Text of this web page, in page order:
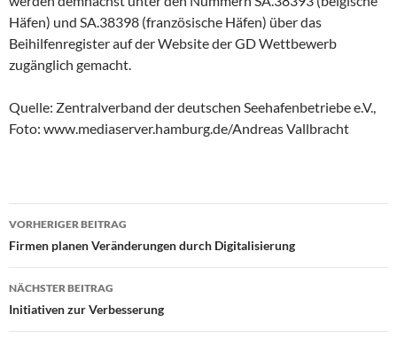
Häfen) und SA.38398 (französische Häfen) über das
Beihilfenregister auf der Website der GD Wettbewerb
zugänglich gemacht.
Quelle: Zentralverband der deutschen Seehafenbetriebe e.V.,
Foto: www.mediaserver.hamburg.de/Andreas Vallbracht
Beitragsnavigation
VORHERIGER BEITRAG
Firmen planen Veränderungen durch Digitalisierung
NÄCHSTER BEITRAG
Initiativen zur Verbesserung